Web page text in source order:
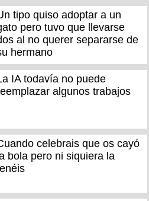
tipo quiso adoptar a un
pero tuvo que llevarse
al no querer separarse de
hermano
IA todavía no puede
algunos trabajos
celebrais que os cayó
bola pero ni siquiera la